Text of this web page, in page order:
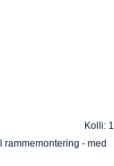
Kolli: 1
rammemontering - med